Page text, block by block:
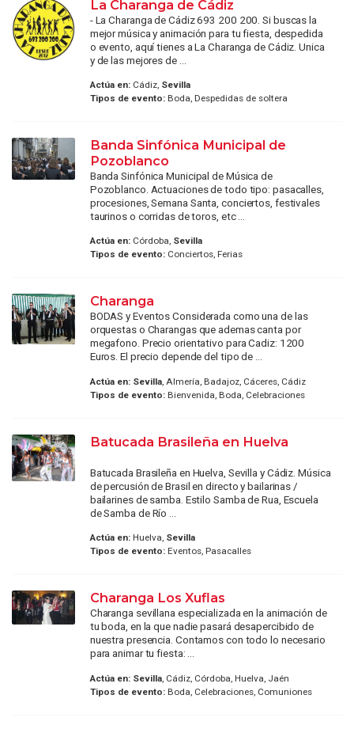
La Charanga de Cádiz
- La Charanga de Cádiz 693 200 200. Si buscas la
mejor música y animación para tu fiesta, despedida
o evento, aquí tienes a La Charanga de Cádiz. Unica
y de las mejores de ...
Actúa en:Cádiz, Sevilla
Tipos de evento:Boda, Despedidas de soltera
Banda Sinfónica Municipal de
Pozoblanco
Banda Sinfónica Municipal de Música de
Pozoblanco. Actuaciones de todo tipo: pasacalles,
procesiones, Semana Santa, conciertos, festivales
taurinos o corridas de toros, etc ...
Actúa en:Córdoba, Sevilla
Tipos de evento:Conciertos, Ferias
Charanga
BODAS y Eventos Considerada como una de las
orquestas o Charangas que ademas canta por
megafono. Precio orientativo para Cadiz: 1200
Euros. El precio depende del tipo de ...
Actúa en: Sevilla, Almería, Badajoz, Cáceres, Cádiz
Tipos de evento:Bienvenida, Boda, Celebraciones
Batucada Brasileña en Huelva
Batucada Brasileña en Huelva, Sevilla y Cádiz. Música
de percusión de Brasil en directo y bailarinas /
bailarines de samba. Estilo Samba de Rua, Escuela
de Samba de Río ...
Actúa en:Huelva, Sevilla
Tipos de evento:Eventos, Pasacalles
Charanga Los Xuflas
Charanga sevillana especializada en la animación de
tu boda, en la que nadie pasará desapercibido de
nuestra presencia. Contamos con todo lo necesario
para animar tu fiesta: ...
Actúa en: Sevilla, Cádiz, Córdoba, Huelva, Jaén
Tipos de evento:Boda, Celebraciones, Comuniones